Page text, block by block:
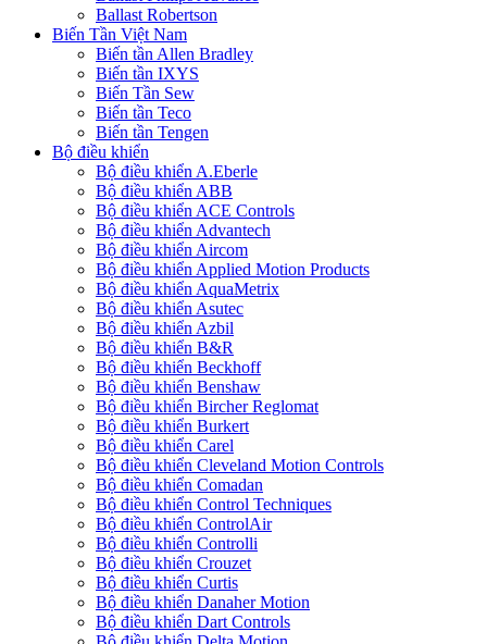
Ballast Robertson
Biến Tần Việt Nam
Biến tần Allen Bradley
Biến tần IXYS
Biến Tần Sew
Biến tần Teco
Biến tần Tengen
Bộ điều khiển
Bộ điều khiển A.Eberle
Bộ điều khiển ABB
Bộ điều khiển ACE Controls
Bộ điều khiển Advantech
Bộ điều khiển Aircom
Bộ điều khiển Applied Motion Products
Bộ điều khiển AquaMetrix
Bộ điều khiển Asutec
Bộ điều khiển Azbil
Bộ điều khiển B&R
Bộ điều khiển Beckhoff
Bộ điều khiển Benshaw
Bộ điều khiển Bircher Reglomat
Bộ điều khiển Burkert
Bộ điều khiển Carel
Bộ điều khiển Cleveland Motion Controls
Bộ điều khiển Comadan
Bộ điều khiển Control Techniques
Bộ điều khiển ControlAir
Bộ điều khiển Controlli
Bộ điều khiển Crouzet
Bộ điều khiển Curtis
Bộ điều khiển Danaher Motion
Bộ điều khiển Dart Controls